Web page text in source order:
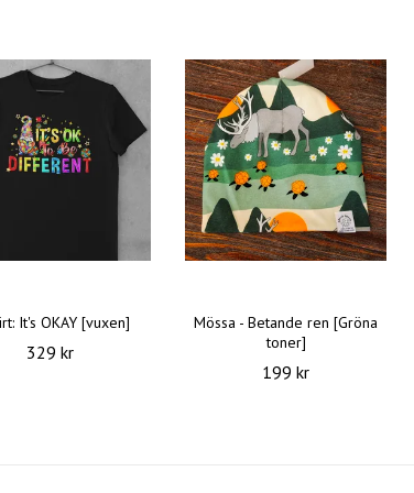
It's OKAY [vuxen]
329 kr
Mössa - Betande ren [Gröna
toner]
199 kr